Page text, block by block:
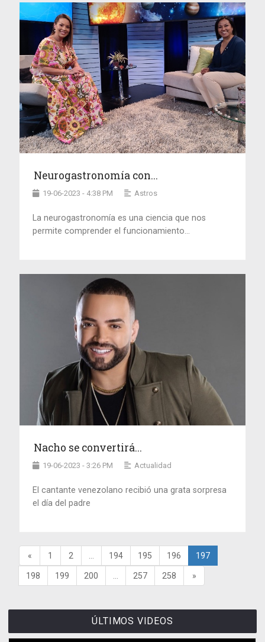
Neurogastronomía con...
19-06-2023 - 4:38 PM Astros
La neurogastronomía es una ciencia que nos
permite comprender el funcionamiento...
Nacho se convertirá...
19-06-2023 - 3:26 PM Actualidad
El cantante venezolano recibió una grata sorpresa
el día del padre
« 1 2 194 195 196 197
198 199 200 257 258 »
ÚLTIMOS VIDEOS